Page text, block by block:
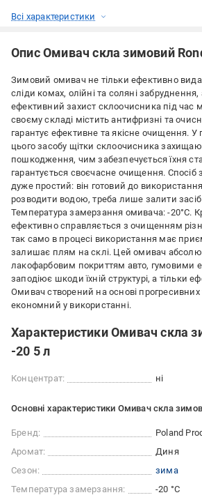
Всі характеристики
Опис Омивач скла зимовий
Зимовий омивач не тільки ефективно
сліди комах, олійні та соляні
ефективний захист склоочисника під час
своєму складі містить антифризні та
гарантує ефективне та якісне очищення. У
цього засобу щітки склоочисника
пошкодження, чим забезпечується їхня
гарантується своєчасне очищення. Спосіб
дуже простий: він готовий до
розводити водою, треба лише залити
Температура замерзання омивача: -20°C.
ефективно справляється з очищенням
так само в процесі використання має
залишає плям на склі. Цей омивач
лакофарбовим покриттям авто, гумовими
заподіює шкоди їхній структурі, а тільки
Омивач створений на основі прогресивних
економний у використанні.
Характеристики Омивач скла
-20 5 л
Концентрат: ні
Основні характеристики Омивач скла
Бренд:
Poland
Аромат:
Диня
Сезон:
зима
Температура замерзання:
-20 °С